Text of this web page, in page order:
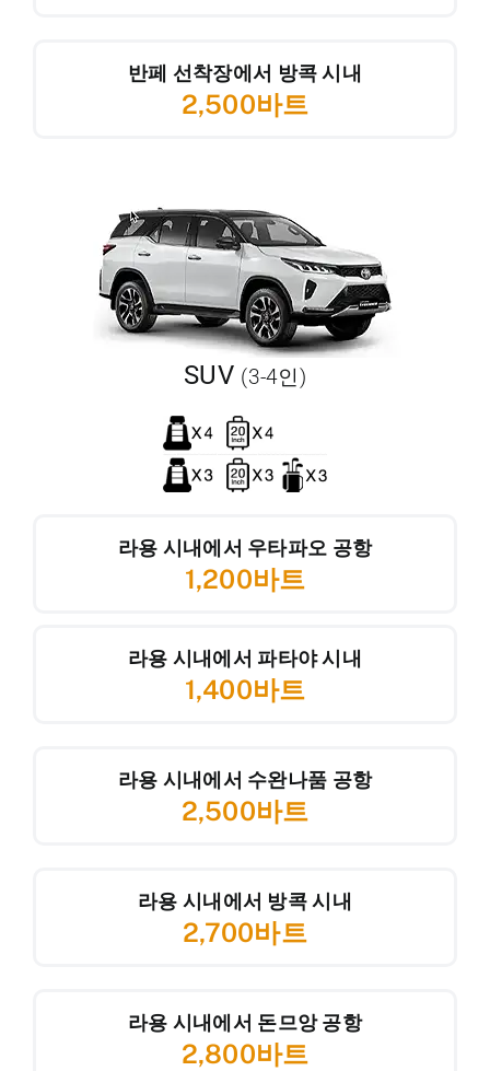
반페 선착장에서 방콕 시내
2,500바트
SUV (3-4인)
라용 시내에서 우타파오 공항
1,200바트
라용 시내에서 파타야 시내
1,400바트
라용 시내에서 수완나품 공항
2,500바트
라용 시내에서 방콕 시내
2,700바트
라용 시내에서 돈므앙 공항
2,800바트